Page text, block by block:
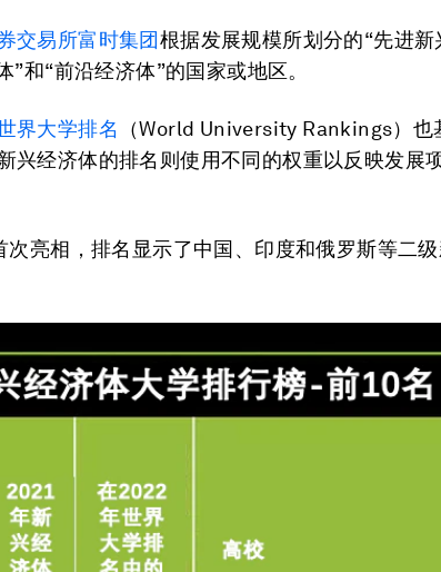
交易所富时集团根据发展规模所划分的“先进新
”和“前沿经济体”的国家或地区。
界大学排名
（World University Rankings）也
兴经济体的排名则使用不同的权重以反映发展
次亮相，排名显示了中国、印度和俄罗斯等二级